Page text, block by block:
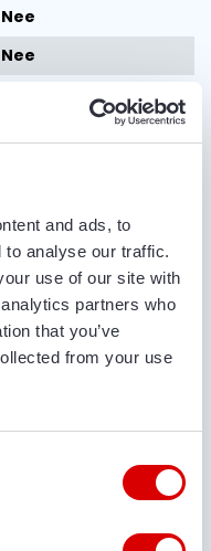
and ads, to
to analyse our traffic.
use of our site with
partners who
that you’ve
from your use
Nee
Nee